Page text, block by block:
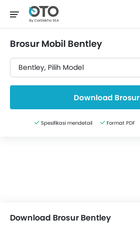
Brosur Mobil Bentley
Bentley, Pilih Model
Download Brosur
Spesifikasi mendetail Format PDF
Download Brosur Bentley